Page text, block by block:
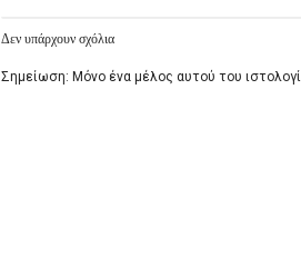
Δεν υπάρχουν σχόλια
Σημείωση: Μόνο ένα μέλος αυτού του